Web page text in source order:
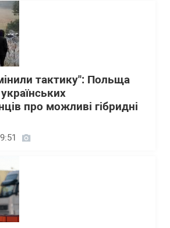
тактику": Польща
про можливі гібридні